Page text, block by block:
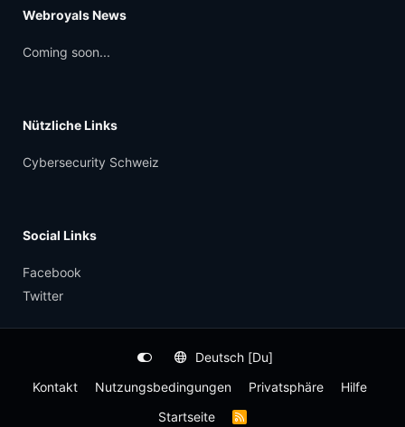
Webroyals News
Coming soon...
Nützliche Links
Cybersecurity Schweiz
Social Links
Facebook
Twitter
Deutsch [Du]
Kontakt
Nutzungsbedingungen Privatsphäre
Hilfe
Startseite
R